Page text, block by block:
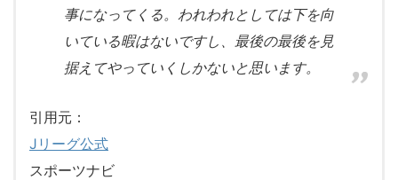
事になってくる。われわれとしては下を向
いている暇はないですし、最後の最後を見
据えてやっていくしかないと思います。
引用元：
Jリーグ公式
スポーツナビ